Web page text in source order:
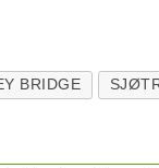
BRIDGE